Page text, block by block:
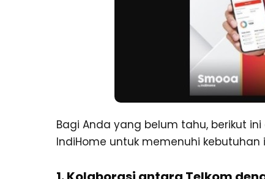
Bagi Anda yang belum tahu, berikut
IndiHome untuk memenuhi